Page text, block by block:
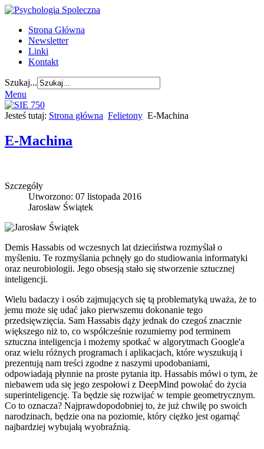
Strona Główna
Newsletter
Linki
Kontakt
Szukaj...
Menu
Jesteś tutaj: Strona główna Felietony E-Machina
E-Machina
Szczegóły
Utworzono: 07 listopada 2016
Jarosław Świątek
Demis Hassabis od wczesnych lat dzieciństwa rozmyślał o
myśleniu. Te rozmyślania pchnęły go do studiowania informatyki
oraz neurobiologii. Jego obsesją stało się stworzenie sztucznej
inteligencji.
Wielu badaczy i osób zajmujących się tą problematyką uważa, że to
jemu może się udać jako pierwszemu dokonanie tego
przedsięwzięcia. Sam Hassabis dąży jednak do czegoś znacznie
większego niż to, co współcześnie rozumiemy pod terminem
sztuczna inteligencja i możemy spotkać w algorytmach Google'a
oraz wielu różnych programach i aplikacjach, które wyszukują i
prezentują nam treści zgodne z naszymi upodobaniami,
odpowiadają płynnie na proste pytania itp. Hassabis mówi o tym, że
niebawem uda się jego zespołowi z DeepMind powołać do życia
superinteligencję. Ta będzie się rozwijać w tempie geometrycznym.
Co to oznacza? Najprawdopodobniej to, że już chwilę po swoich
narodzinach, będzie ona na poziomie, który ciężko jest ogarnąć
najbardziej wybujałą wyobraźnią.